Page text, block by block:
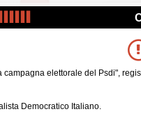
elettorale del Psdi",
Democratico Italiano.